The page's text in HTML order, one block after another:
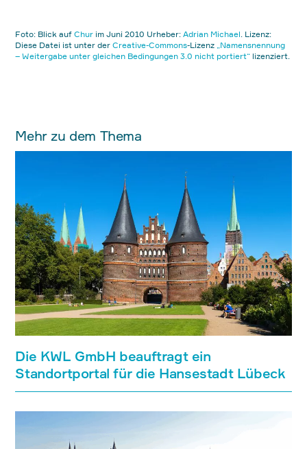
Foto: Blick aufChur im Juni 2010 Urheber:Adrian Michael Lizenz:
Diese Datei ist unter derCreative-Commons-Lizenz „Namensnennung
– Weitergabe unter gleichen Bedingungen 3.0 nicht portiert“ lizenziert.
Mehr zu dem Thema
Die KWL GmbH beauftragt ein
Standortportal für die Hansestadt Lübeck